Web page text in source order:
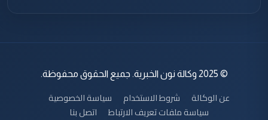
© 2025 وكالة نون الخبرية. جميع الحقوق محفوظة.
عن الوكالة شروط الاستخدام
سياسة الخصوصية
سياسة ملفات تعريف الارتباط
اتصل بنا